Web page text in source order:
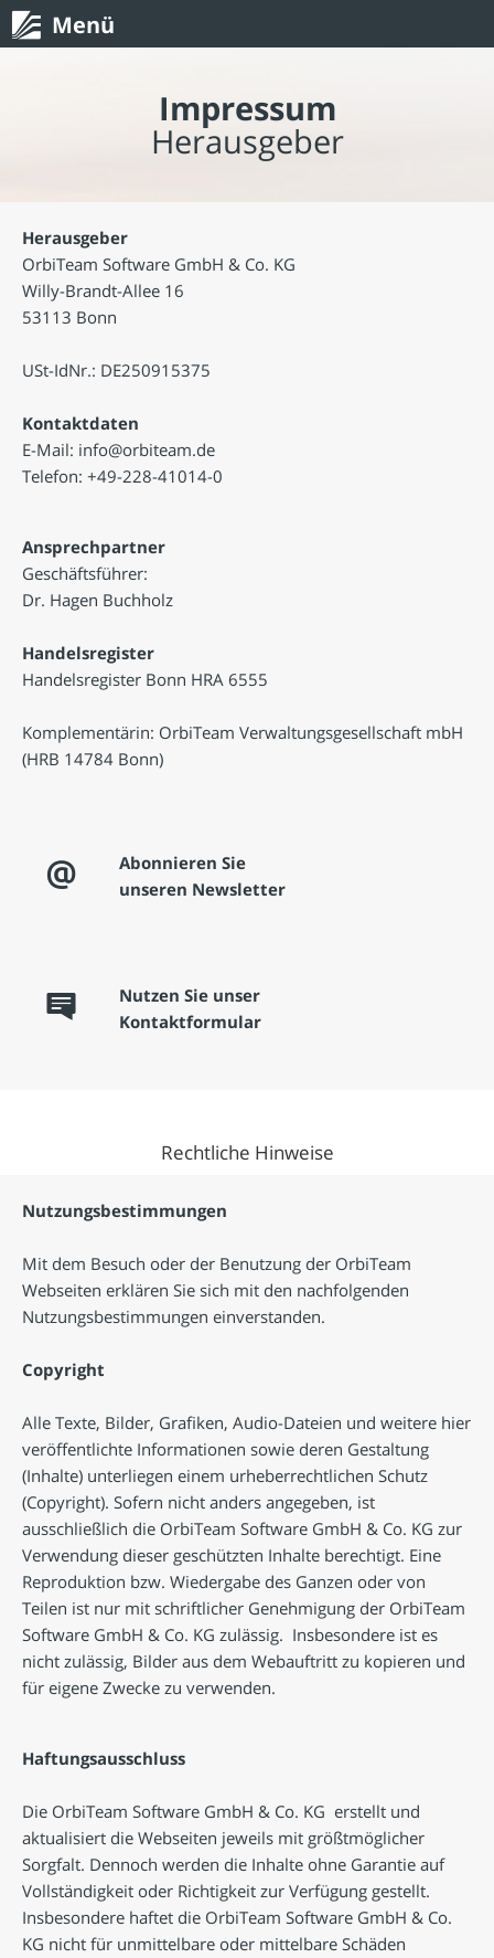
Menü
Impressum
Herausgeber
Herausgeber
OrbiTeam Software GmbH & Co. KG
Willy-Brandt-Allee 16
53113 Bonn
USt-IdNr.: DE250915375
Kontaktdaten
E-Mail: info@orbiteam.de
Telefon: +49-228-41014-0
Ansprechpartner
Geschäftsführer:
Dr. Hagen Buchholz
Handelsregister
Handelsregister Bonn HRA 6555
Komplementärin: OrbiTeam Verwaltungsgesellschaft mbH
(HRB 14784 Bonn)
Abonnieren Sie
unseren Newsletter
Nutzen Sie unser
Kontaktformular
Rechtliche Hinweise
Nutzungsbestimmungen
Mit dem Besuch oder der Benutzung der OrbiTeam
Webseiten erklären Sie sich mit den nachfolgenden
Nutzungsbestimmungen einverstanden.
Copyright
Alle Texte, Bilder, Grafiken, Audio-Dateien und weitere hier
veröffentlichte Informationen sowie deren Gestaltung
(Inhalte) unterliegen einem urheberrechtlichen Schutz
(Copyright). Sofern nicht anders angegeben, ist
ausschließlich die OrbiTeam Software GmbH & Co. KG zur
Verwendung dieser geschützten Inhalte berechtigt. Eine
Reproduktion bzw. Wiedergabe des Ganzen oder von
Teilen ist nur mit schriftlicher Genehmigung der OrbiTeam
Software GmbH & Co. KG zulässig. Insbesondere ist es
nicht zulässig, Bilder aus dem Webauftritt zu kopieren und
für eigene Zwecke zu verwenden.
Haftungsausschluss
Die OrbiTeam Software GmbH & Co. KG erstellt und
aktualisiert die Webseiten jeweils mit größtmöglicher
Sorgfalt. Dennoch werden die Inhalte ohne Garantie auf
Vollständigkeit oder Richtigkeit zur Verfügung gestellt.
Insbesondere haftet die OrbiTeam Software GmbH & Co.
KG nicht für unmittelbare oder mittelbare Schäden